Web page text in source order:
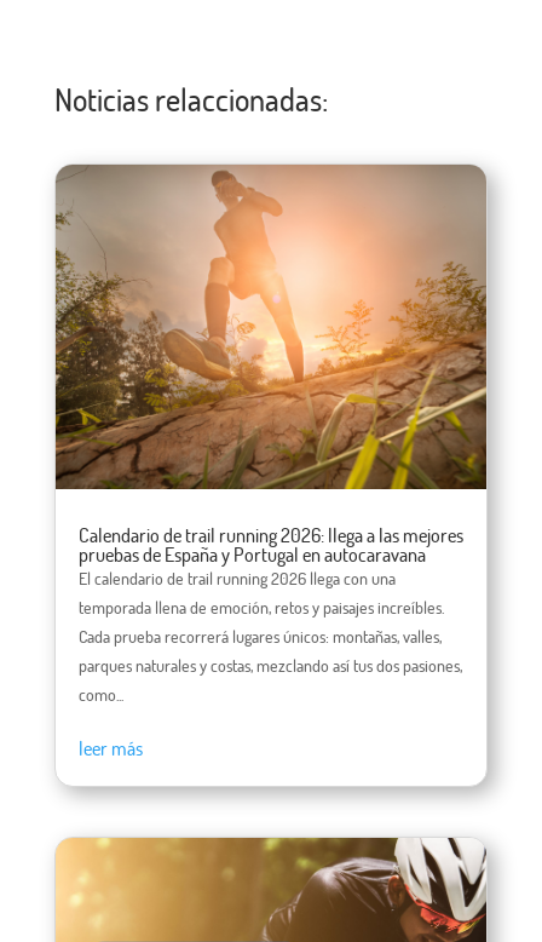
Noticias relaccionadas:
Calendario de trail running 2026: llega a las mejores
pruebas de España y Portugal en autocaravana
El calendario de trail running 2026 llega con una
temporada llena de emoción, retos y paisajes increíbles.
Cada prueba recorrerá lugares únicos: montañas, valles,
parques naturales y costas, mezclando así tus dos pasiones,
como...
leer más